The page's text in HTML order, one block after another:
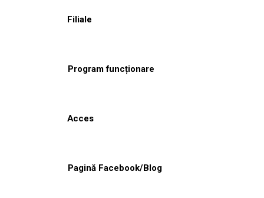
Filiale
Program funcționare
Acces
Pagină Facebook/Blog